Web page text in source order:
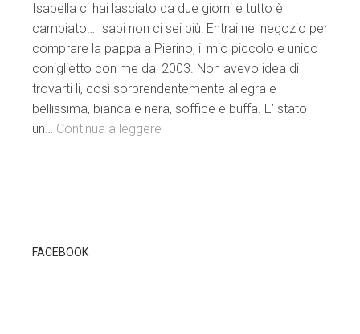
Isabella ci hai lasciato da due giorni e tutto è
cambiato… Isabi non ci sei più! Entrai nel negozio per
comprare la pappa a Pierino, il mio piccolo e unico
coniglietto con me dal 2003. Non avevo idea di
trovarti li, così sorprendentemente allegra e
bellissima, bianca e nera, soffice e buffa. E’ stato
un… Continua a leggere
FACEBOOK